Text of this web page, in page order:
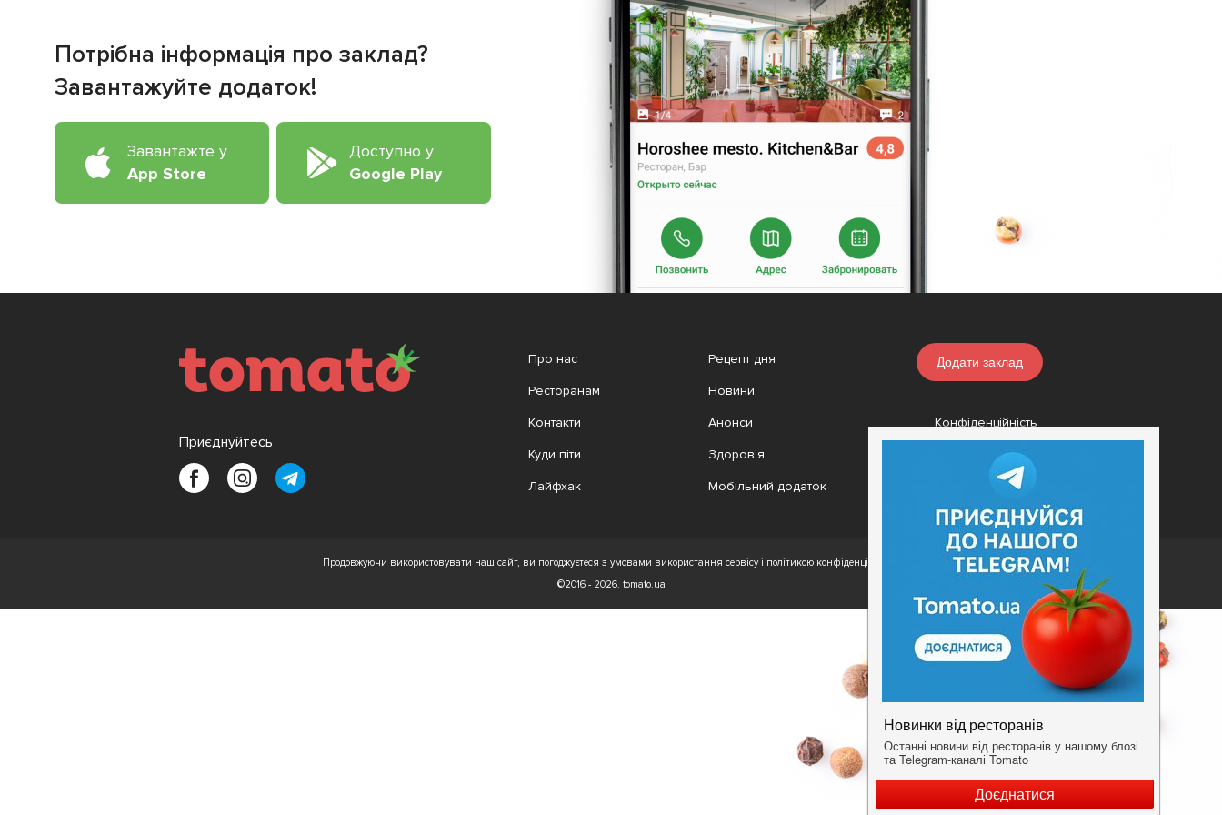
Потрібна інформація про заклад?
Завантажуйте додаток!
Завантажте у
App Store
Доступно у
Google Play
Приєднуйтесь
Про нас
Ресторанам
Контакти
Куди піти
Лайфхак
Рецепт дня
Новини
Анонси
Здоров'я
Мобільний додаток
Додати заклад
Конфіденційність
Продовжуючи використовувати наш сайт, ви погоджуєтеся з умовами використання сервісу і політикою конфіденційності.
©2016 - 2026. tomato.ua